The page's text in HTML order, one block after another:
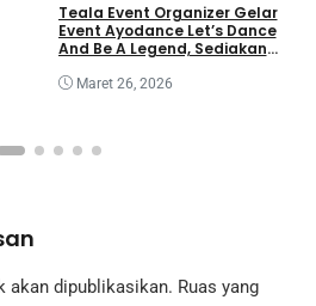
Teala Event Organizer Gelar
Event Ayodance Let’s Dance
And Be A Legend, Sediakan
Maret 26, 2026
akan dipublikasikan. Ruas yang